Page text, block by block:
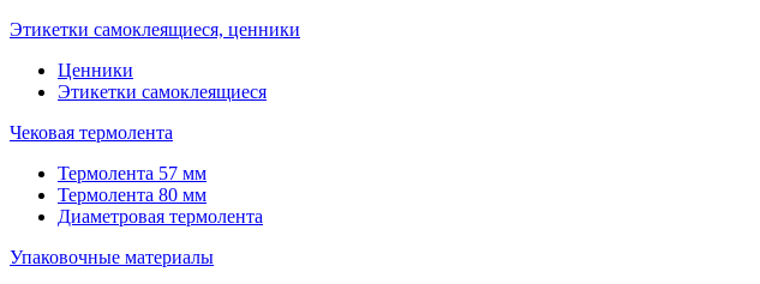
Этикетки самоклеящиеся, ценники
Ценники
Этикетки самоклеящиеся
Чековая термолента
Термолента 57 мм
Термолента 80 мм
Диаметровая термолента
Упаковочные материалы